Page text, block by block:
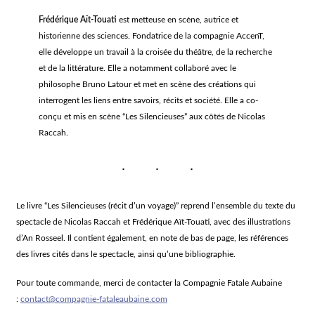
Frédérique Aït-Touati est metteuse en scène, autrice et
historienne des sciences. Fondatrice de la compagnie AccenT,
elle développe un travail à la croisée du théâtre, de la recherche
et de la littérature. Elle a notamment collaboré avec le
philosophe Bruno Latour et met en scène des créations qui
interrogent les liens entre savoirs, récits et société. Elle a co-
conçu et mis en scène “Les Silencieuses” aux côtés de Nicolas
Raccah.
Le livre “Les Silencieuses (récit d’un voyage)” reprend l’ensemble du texte du
spectacle de Nicolas Raccah et Frédérique Aït-Touati, avec des illustrations
d’An Rosseel. Il contient également, en note de bas de page, les références
des livres cités dans le spectacle, ainsi qu’une bibliographie.
Pour toute commande, merci de contacter la Compagnie Fatale Aubaine
:contact@compagnie-fataleaubaine.com